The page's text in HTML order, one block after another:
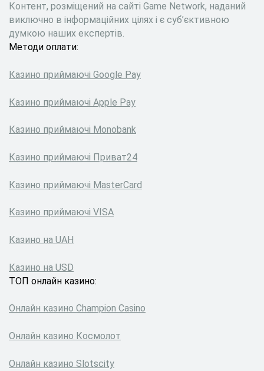
Контент, розміщений на сайті Game Network, наданий
виключно в інформаційних цілях і є суб’єктивною
думкою наших експертів.
Методи оплати:
Казино приймаючі Google Pay
Казино приймаючі Apple Pay
Казино приймаючі Monobank
Казино приймаючі Приват24
Казино приймаючі MasterCard
Казино приймаючі VISA
Казино на UAH
Казино на USD
ТОП онлайн казино:
Онлайн казино Сhampion Сasino
Онлайн казино Космолот
Онлайн казино Slotscity